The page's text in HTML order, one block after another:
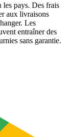
pays. Des frais
aux livraisons
Les
entraîner des
sans garantie.